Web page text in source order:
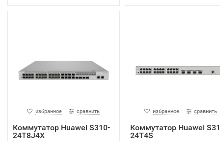
избранное сравнить
Коммутатор Huawei S310-
24T8J4X
избранное сравнить
Коммутатор Huawei
24T4S